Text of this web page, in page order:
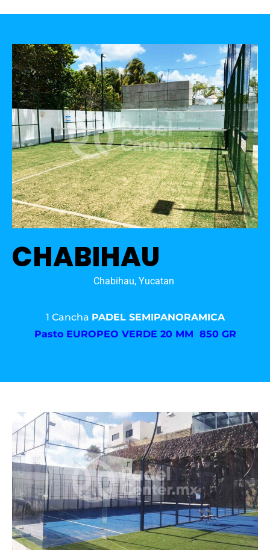
CHABIHAU
Chabihau, Yucatan
1 Cancha PADEL SEMIPANORAMICA
Pasto EUROPEO VERDE 20 MM 850 GR